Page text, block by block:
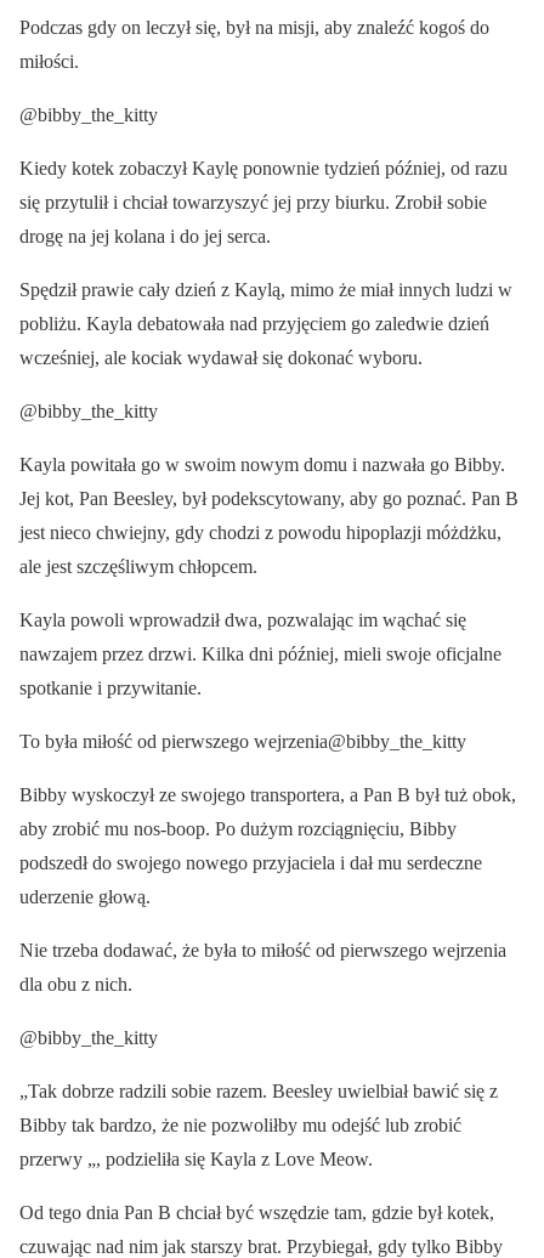
Podczas gdy on leczył się, był na misji, aby znaleźć kogoś do
miłości.
@bibby_the_kitty
Kiedy kotek zobaczył Kaylę ponownie tydzień później, od razu
się przytulił i chciał towarzyszyć jej przy biurku. Zrobił sobie
drogę na jej kolana i do jej serca.
Spędził prawie cały dzień z Kaylą, mimo że miał innych ludzi w
pobliżu. Kayla debatowała nad przyjęciem go zaledwie dzień
wcześniej, ale kociak wydawał się dokonać wyboru.
@bibby_the_kitty
Kayla powitała go w swoim nowym domu i nazwała go Bibby.
Jej kot, Pan Beesley, był podekscytowany, aby go poznać. Pan B
jest nieco chwiejny, gdy chodzi z powodu hipoplazji móżdżku,
ale jest szczęśliwym chłopcem.
Kayla powoli wprowadził dwa, pozwalając im wąchać się
nawzajem przez drzwi. Kilka dni później, mieli swoje oficjalne
spotkanie i przywitanie.
To była miłość od pierwszego wejrzenia@bibby_the_kitty
Bibby wyskoczył ze swojego transportera, a Pan B był tuż obok,
aby zrobić mu nos-boop. Po dużym rozciągnięciu, Bibby
podszedł do swojego nowego przyjaciela i dał mu serdeczne
uderzenie głową.
Nie trzeba dodawać, że była to miłość od pierwszego wejrzenia
dla obu z nich.
@bibby_the_kitty
„Tak dobrze radzili sobie razem. Beesley uwielbiał bawić się z
Bibby tak bardzo, że nie pozwoliłby mu odejść lub zrobić
przerwy „, podzieliła się Kayla z Love Meow.
Od tego dnia Pan B chciał być wszędzie tam, gdzie był kotek,
czuwając nad nim jak starszy brat. Przybiegał, gdy tylko Bibby